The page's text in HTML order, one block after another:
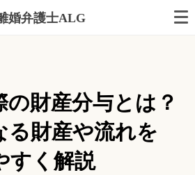
婚弁護士ALG
の財産分与とは？
る財産や流れを
すく解説